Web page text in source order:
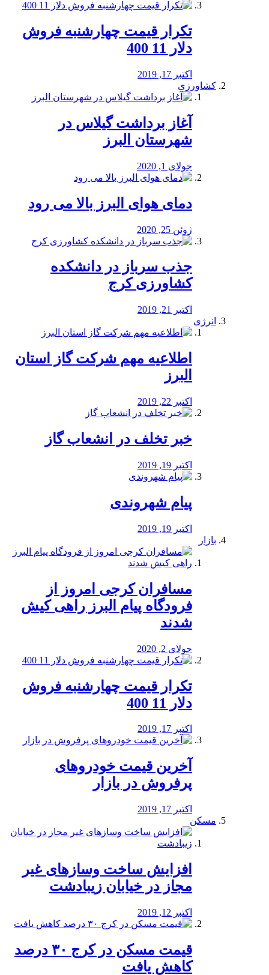
تکرار قیمت چهارشنبه فروش
دلار 11 400
اکتبر 17, 2019
کشاورزی
آغاز برداشت گیلاس در
شهرستان البرز
جولای 1, 2020
دمای هوای البرز بالا می رود
ژوئن 25, 2020
جذب سرباز در دانشکده
کشاورزی کرج
اکتبر 21, 2019
انرژی
️اطلاعیه مهم شرکت گاز استان
البرز
اکتبر 22, 2019
خبر تخلف در انشعاب گاز
اکتبر 19, 2019
پیام شهروندی
اکتبر 19, 2019
بازار
مسافران کرجی امروز از
فرودگاه پیام البرز راهی کیش
شدند
جولای 2, 2020
تکرار قیمت چهارشنبه فروش
دلار 11 400
اکتبر 17, 2019
آخرین قیمت خودرو‌های
پرفروش در بازار
اکتبر 17, 2019
مسکن
افزایش ساخت وسازهای غیر
مجاز در خیابان زیبادشت
اکتبر 12, 2019
️قیمت مسکن در کرج ۳۰ درصد
کاهش یافت